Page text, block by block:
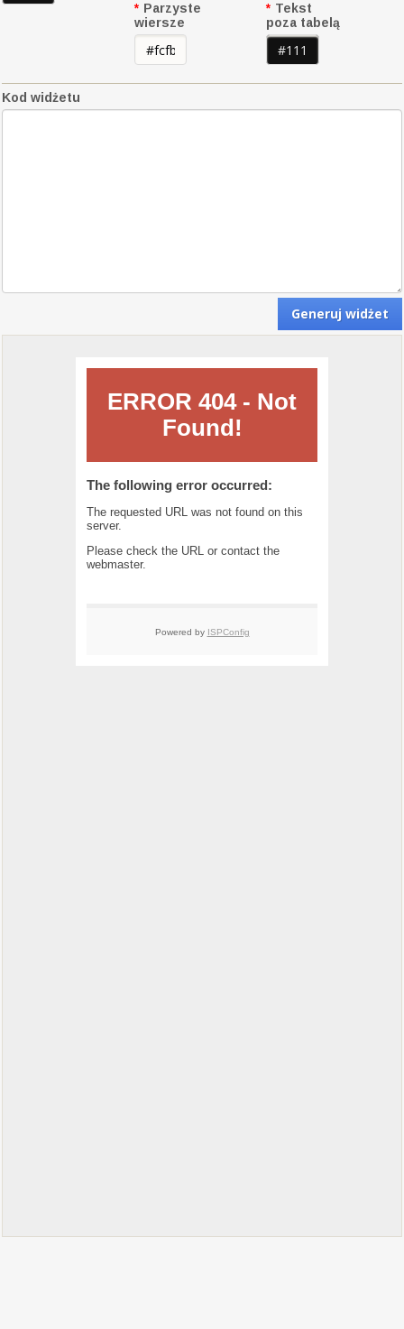
* Parzyste
wiersze
* Tekst
poza tabelą
Kod widżetu